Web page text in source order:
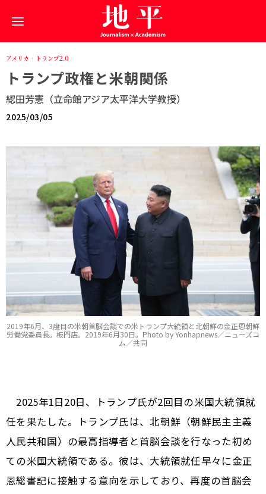
アメリカ · トランプ2.0
トランプ政権と米朝関係
綛田芳憲（立命館アジア太平洋大学教授）
2025/03/05
2019年6月、3度目の米朝首脳会談での米トランプ大統領と北朝鮮の金正恩朝鮮
労働党委員長。板門店。2019年6月30日。Photo by Yonhapnews／ニューズコ
ム／共同
2025年1日20日、トランプ氏が2回目の米国大統領就
任を果たした。トランプ氏は、北朝鮮（朝鮮民主主義
人民共和国）の最高指導者と首脳会談を行なった初め
ての米国大統領である。彼は、大統領就任早々に金正
恩総書記に接触する意向を示しており、再度の首脳会